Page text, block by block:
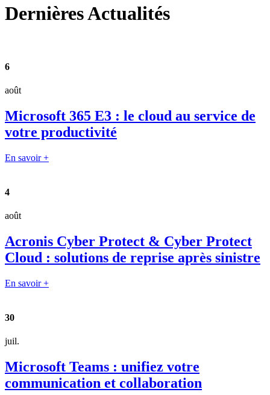
DernièresActualités
6
août
Microsoft 365 E3 : le cloud au service de
votre productivité
En savoir +
4
août
Acronis Cyber Protect & Cyber Protect
Cloud : solutions de reprise après sinistre
En savoir +
30
juil.
Microsoft Teams : unifiez votre
communication et collaboration